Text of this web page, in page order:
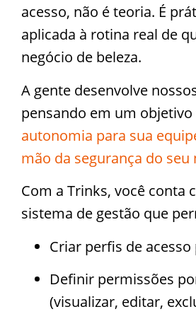
acesso, não é teoria. É
aplicada à rotina real de
negócio de beleza.
A gente desenvolve
pensando em um objetivo
autonomia para sua
mão da segurança do seu
Com a Trinks, você conta
sistema de gestão que
Criar perfis de
Definir permissões
(visualizar, editar,